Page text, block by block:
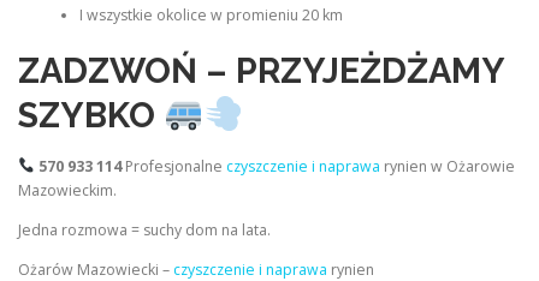
I wszystkie okolice w promieniu 20 km
ZADZWOŃ – PRZYJEŻDŻAMY
SZYBKO
570 933 114Profesjonalne czyszczenie i naprawa rynien w Ożarowie
Mazowieckim.
Jedna rozmowa = suchy dom na lata.
Ożarów Mazowiecki – czyszczenie i naprawa rynien